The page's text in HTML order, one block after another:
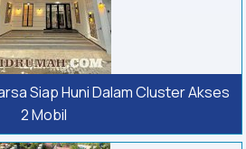
Siap Huni Dalam Cluster Akses
2 Mobil